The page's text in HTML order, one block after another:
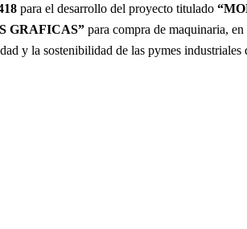
para el desarrollo del proyecto titulado
GRAFICAS” para compra de maquinaria,
y la sostenibilidad de las pymes